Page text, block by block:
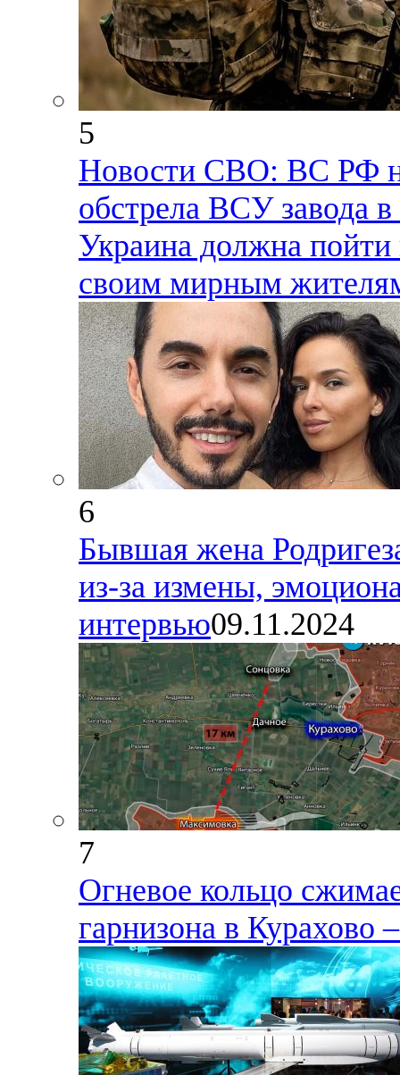
5
Новости СВО: ВС РФ
обстрела ВСУ завода
Украина должна
своим мирным
6
Бывшая жена
из-за измены,
интервью09.11.2024
7
Огневое кольцо
гарнизона в Курахово